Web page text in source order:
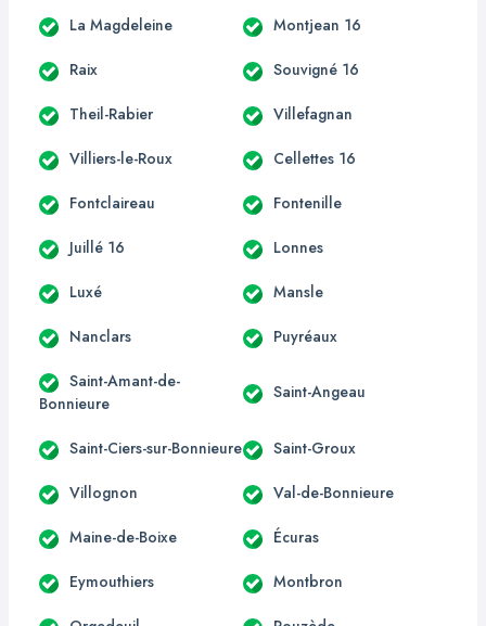
La Magdeleine Montjean 16
Raix Souvigné 16
Theil-Rabier Villefagnan
Villiers-le-Roux Cellettes 16
Fontclaireau Fontenille
Juillé 16 Lonnes
Luxé Mansle
Nanclars Puyréaux
Saint-Amant-de-
Bonnieure
Saint-Angeau
Saint-Ciers-sur-Bonnieure Saint-Groux
Villognon Val-de-Bonnieure
Maine-de-Boixe Écuras
Eymouthiers Montbron